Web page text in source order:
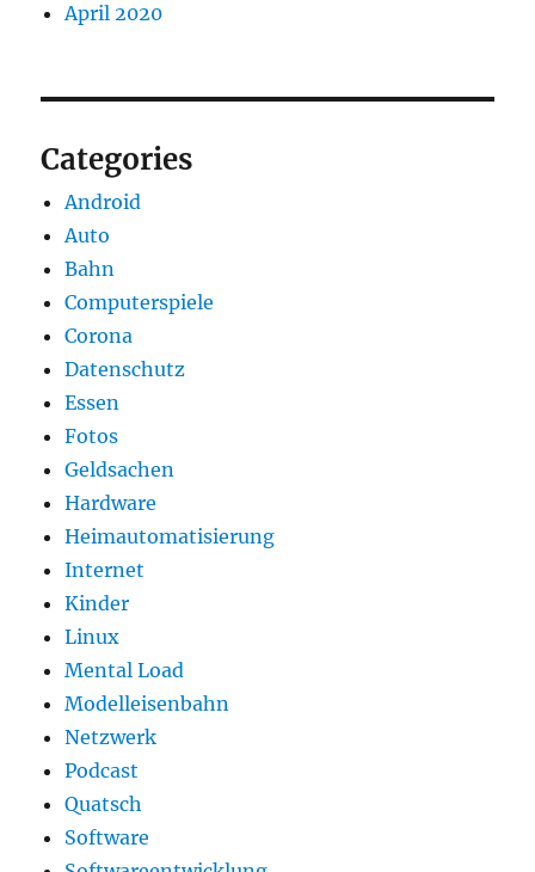
April 2020
Categories
Android
Auto
Bahn
Computerspiele
Corona
Datenschutz
Essen
Fotos
Geldsachen
Hardware
Heimautomatisierung
Internet
Kinder
Linux
Mental Load
Modelleisenbahn
Netzwerk
Podcast
Quatsch
Software